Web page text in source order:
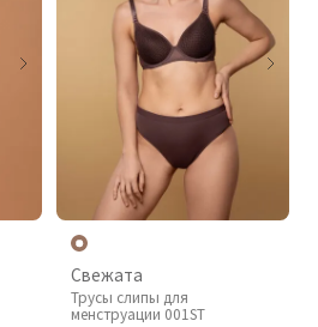
Свежата
Трусы слипы для
менструации 001ST